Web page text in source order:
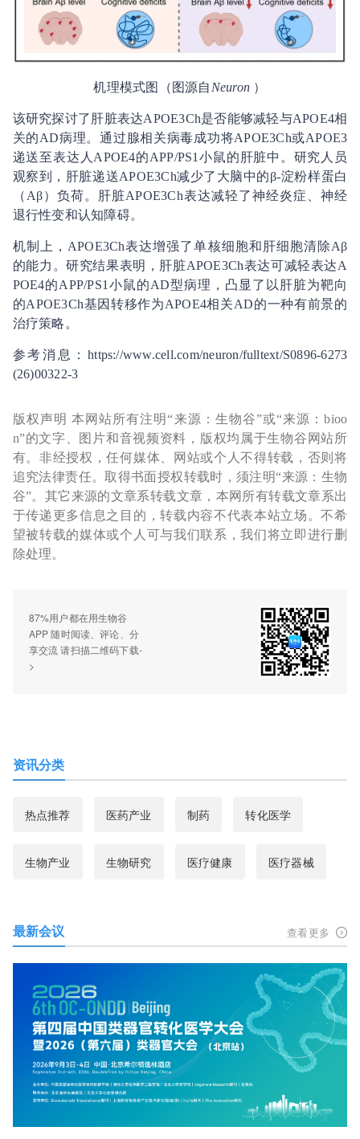
机理模式图（图源自 Neuron ）
该研究探讨了肝脏表达APOE3Ch是否能够减轻与APOE4相
关的AD病理。通过腺相关病毒成功将APOE3Ch或APOE3
递送至表达人APOE4的APP/PS1小鼠的肝脏中。研究人员
观察到，肝脏递送APOE3Ch减少了大脑中的β-淀粉样蛋白
（Aβ）负荷。肝脏APOE3Ch表达减轻了神经炎症、神经
退行性变和认知障碍。
机制上，APOE3Ch表达增强了单核细胞和肝细胞清除Aβ
的能力。研究结果表明，肝脏APOE3Ch表达可减轻表达A
POE4的APP/PS1小鼠的AD型病理，凸显了以肝脏为靶向
的APOE3Ch基因转移作为APOE4相关AD的一种有前景的
治疗策略。
参考消息：https://www.cell.com/neuron/fulltext/S0896-6273
(26)00322-3
版权声明 本网站所有注明“来源：生物谷”或“来源：bioo
n”的文字、图片和音视频资料，版权均属于生物谷网站所
有。非经授权，任何媒体、网站或个人不得转载，否则将
追究法律责任。取得书面授权转载时，须注明“来源：生物
谷”。其它来源的文章系转载文章，本网所有转载文章系出
于传递更多信息之目的，转载内容不代表本站立场。不希
望被转载的媒体或个人可与我们联系，我们将立即进行删
除处理。
87%用户都在用生物谷
APP 随时阅读、评论、分
享交流 请扫描二维码下载-
>
资讯分类
热点推荐 医药产业 制药 转化医学
生物产业 生物研究 医疗健康 医疗器械
最新会议 查看更多